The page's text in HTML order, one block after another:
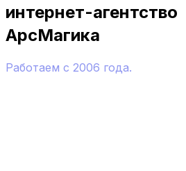
интернет-агентство
АрсМагика
Работаем с 2006 года.